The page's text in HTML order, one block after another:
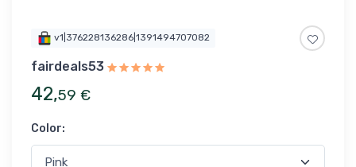
v1|376228136286|1391494707082
fairdeals53
42,59 €
Color: